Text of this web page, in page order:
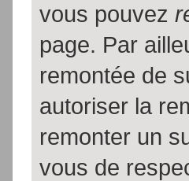
vous pouvez
page. Par
remontée de
autoriser la
remonter un
vous de